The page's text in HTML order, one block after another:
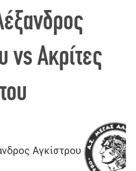
vs Ακρίτες
Αγκίστρου